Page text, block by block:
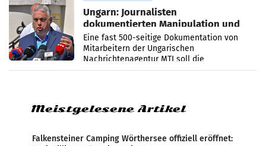
Ungarn: Journalisten
dokumentierten Manipulation und
Zensur
Eine fast 500-seitige Dokumentation von
Mitarbeitern der Ungarischen
Nachrichtenagentur MTI soll die
systematische Nachrichten-Manipulation und
Meistgelesene Artikel
Falkensteiner Camping Wörthersee offiziell eröffnet: